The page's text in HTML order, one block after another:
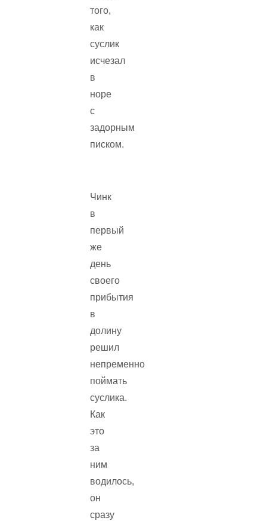
того,
как
суслик
исчезал
в
норе
с
задорным
писком.
Чинк
в
первый
же
день
своего
прибытия
в
долину
решил
непременно
поймать
суслика.
Как
это
за
ним
водилось,
он
сразу